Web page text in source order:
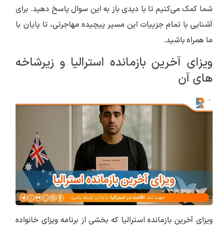
شما کمک می‌کنیم تا با دیدی باز به این سوال پاسخ دهید. برای
آشنایی با تمام جزییات این مسیر پیچیده مهاجرتی، تا پایان با
ما همراه باشید.
ویزای آخرین بازمانده استرالیا و زیرشاخه
های آن
ویزای آخرین بازمانده استرالیا که بخشی از برنامه ویزای خانواده